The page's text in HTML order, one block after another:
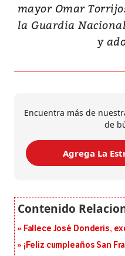
mayor Omar
la Guardia
y
Encuentra más de
de
Agrega La
Fallece José Donderis,
¡Feliz cumpleaños San